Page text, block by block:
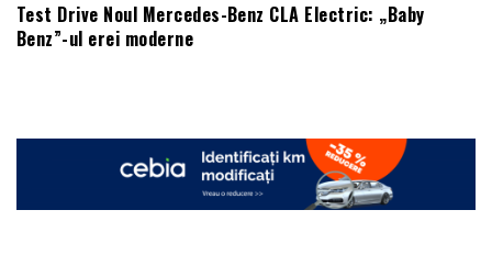
Test Drive Noul Mercedes-Benz CLA Electric: „Baby
Benz”-ul erei moderne